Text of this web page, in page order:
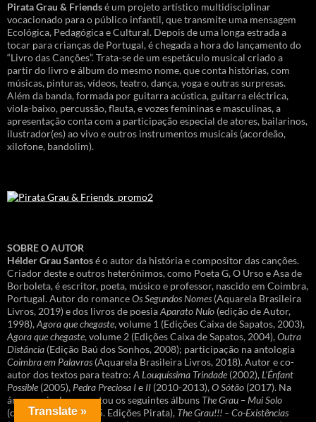
Pirata Grau & Friendsé um projeto artístico multidisciplinar
vocacionado para o público infantil, que transmite uma mensagem
Ecológica, Pedagógica e Cultural. Depois de uma longa estrada a
tocar para crianças de Portugal, é chegada a hora do lançamento do
“Livro das Canções”. Trata-se de um espetáculo musical criado a
partir do livro e álbum do mesmo nome, que conta histórias, com
músicas, pinturas, vídeos, teatro, dança, yoga e outras surpresas.
Além da banda, formada por guitarra acústica, guitarra eléctrica,
viola-baixo, percussão, flauta, e vozes femininas e masculinas, a
apresentação conta com a participação especial de atores, bailarinos,
ilustrador(es) ao vivo e outros instrumentos musicais (acordeão,
xilofone, bandolim).
SOBRE O AUTOR
Hélder Grau Santosé o autor da história e compositor das canções.
Criador deste e outros heterónimos, como Poeta G, O Urso e Asa de
Borboleta, é escritor, poeta, músico e professor, nascido em Coimbra,
Portugal. Autor do romanceOs Segundos Nomes (Aquarela Brasileira
Livros, 2019) e dos livros de poesiaAparato Nulo (edição de Autor,
1998),Agora que chegaste, volume 1 (Edições Caixa de Sapatos, 2003),
Agora que chegaste, volume 2 (Edições Caixa de Sapatos, 2004),Outra
Distância (Edição Baú dos Sonhos, 2008); participação na antologia
Coimbra em Palavras (Aquarela Brasileira Livros, 2018). Autor e co-
autor dos textos para teatro: A Louquíssima Trindade (2002),L’Énfant
Possible (2005), Pedra Preciosa Ie II (2010-2013),O Sótão (2017). Na
área musical apresentou os seguintes álbuns The Grau – Mui Solo
(coletânea 1995-2015. Edições Pirata), The Grau!!! – Co-Existências
Translate »